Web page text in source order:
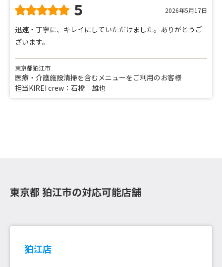
5 2026年5月17日
迅速・丁寧に、キレイにしていただけました。ありがとうご
ざいます。
東京都狛江市
医療・介護施設清掃を含むメニューをご利用のお客様
担当KIREI crew：石橋 雄也
東京都 狛江市の対応可能店舗
狛江店